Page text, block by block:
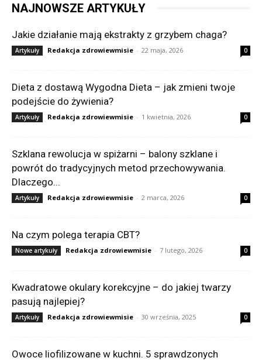
NAJNOWSZE ARTYKUŁY
Jakie działanie mają ekstrakty z grzybem chaga?
Artykuły Redakcja zdrowiewmisie - 22 maja, 2026 0
Dieta z dostawą Wygodna Dieta – jak zmieni twoje
podejście do żywienia?
Artykuły Redakcja zdrowiewmisie - 1 kwietnia, 2026 0
Szklana rewolucja w spiżarni – balony szklane i
powrót do tradycyjnych metod przechowywania.
Dlaczego...
Artykuły Redakcja zdrowiewmisie - 2 marca, 2026 0
Na czym polega terapia CBT?
Nowe artykuły Redakcja zdrowiewmisie - 7 lutego, 2026 0
Kwadratowe okulary korekcyjne – do jakiej twarzy
pasują najlepiej?
Artykuły Redakcja zdrowiewmisie - 30 września, 2025 0
Owoce liofilizowane w kuchni. 5 sprawdzonych